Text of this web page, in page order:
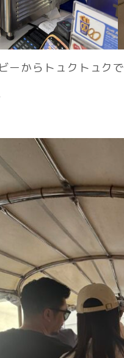
ーからトュクトュク